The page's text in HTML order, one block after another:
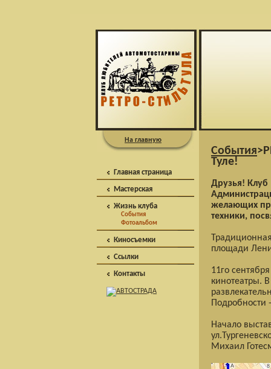
На главную
Главная страница
Мастерская
Жизнь клуба
События
Фотоальбом
Киносъемки
Ссылки
Контакты
События
Туле!
Друзья! Клуб
желающих
техники,
площади
11го
кинотеатры.
Начало
Михаил